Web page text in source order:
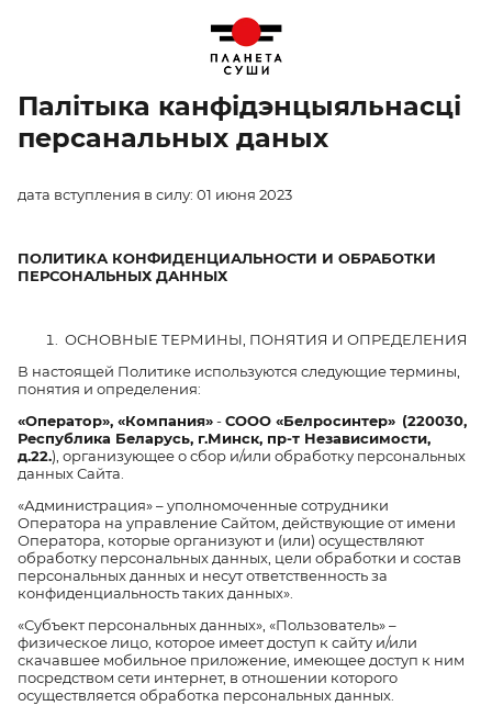
Палітыка канфідэнцыяльнасці
персанальных даных
дата вступления в силу: 01 июня 2023
ПОЛИТИКА КОНФИДЕНЦИАЛЬНОСТИ И ОБРАБОТКИ
ПЕРСОНАЛЬНЫХ ДАННЫХ
ОСНОВНЫЕ ТЕРМИНЫ, ПОНЯТИЯ И ОПРЕДЕЛЕНИЯ
В настоящей Политике используются следующие термины,
понятия и определения:
«Оператор», «Компания»-СООО «Белросинтер» (220030,
Республика Беларусь, г.Минск, пр-т Независимости,
д.22.), организующее о сбор и/или обработку персональных
данных Сайта.
«Администрация» – уполномоченные сотрудники
Оператора на управление Сайтом, действующие от имени
Оператора, которые организуют и (или) осуществляют
обработку персональных данных, цели обработки и состав
персональных данных и несут ответственность за
конфиденциальность таких данных».
«Субъект персональных данных», «Пользователь» –
физическое лицо, которое имеет доступ к сайту и/или
скачавшее мобильное приложение, имеющее доступ к ним
посредством сети интернет, в отношении которого
осуществляется обработка персональных данных.